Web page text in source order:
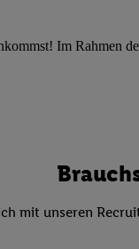
Im Rahmen
mit unseren
oder Zugriff auf